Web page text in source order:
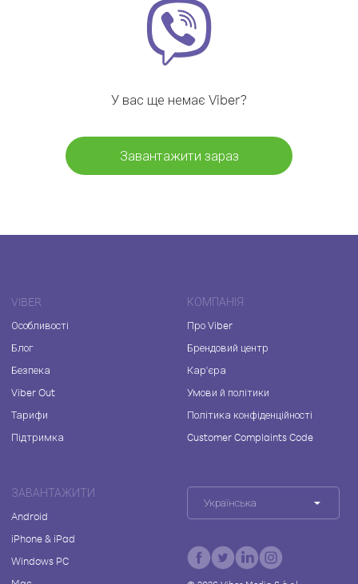
У вас ще немає Viber?
Завантажити зараз
VIBER
Особливості
Блог
Безпека
Viber Out
Тарифи
Підтримка
КОМПАНІЯ
Про Viber
Брендовий центр
Кар'єра
Умови й політики
Політика конфіденційності
Customer Complaints Code
ЗАВАНТАЖИТИ
Android
iPhone & iPad
Windows PC
Українська